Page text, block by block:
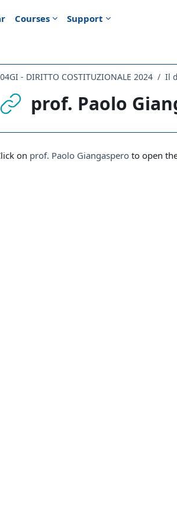
Courses Support
- DIRITTO COSTITUZIONALE 2024 Il
prof. Paolo
on prof. Paolo Giangaspero to open